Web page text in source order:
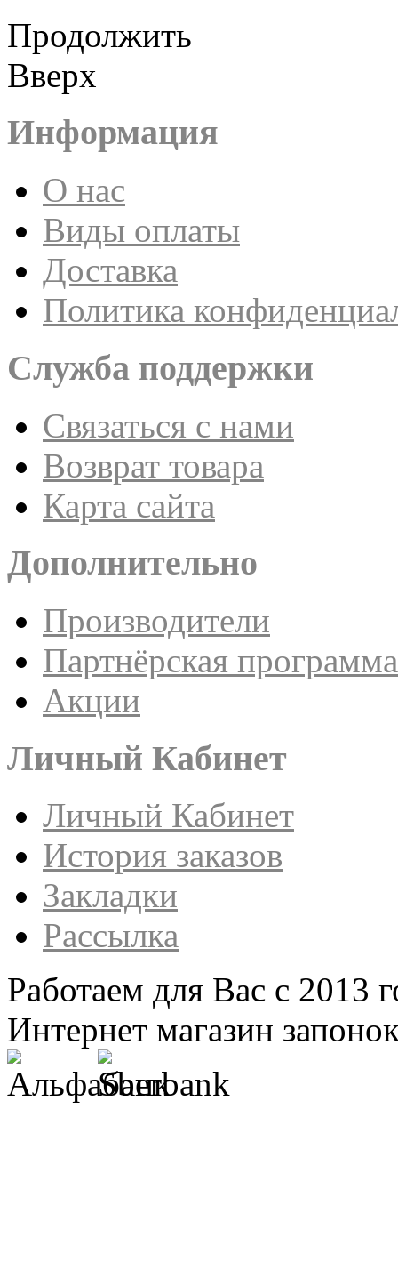
Продолжить
Вверх
Информация
О нас
Виды оплаты
Доставка
Политика
Служба поддержки
Связаться с нами
Возврат товара
Карта сайта
Дополнительно
Производители
Партнёрская программа
Акции
Личный Кабинет
Личный Кабинет
История заказов
Закладки
Рассылка
Работаем для Вас с 2013
Интернет магазин